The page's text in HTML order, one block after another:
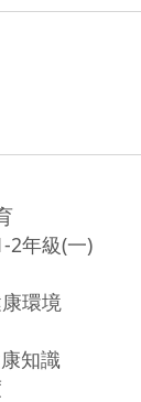
2年級(一)
環境
知識